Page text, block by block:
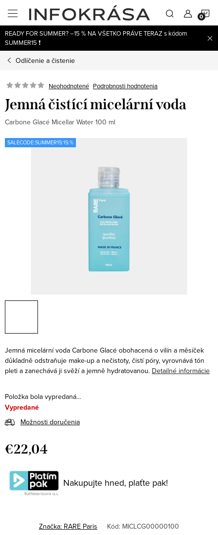
obsah
READY FOR SUMMER? –15 % NA VŠETKO PRÁVE TERAZ s kódom
SUMMER15 ❗
Odlíčenie a čistenie
Neohodnotené Podrobnosti hodnotenia
Jemná čistící micelární voda
Carbone Glacé Micellar Water 100 ml
SALECODE:SUMMER15:15:%
Jemná micelární voda Carbone Glacé obohacená o vilín a měsíček
důkladně odstraňuje make-up a nečistoty, čistí póry, vyrovnává tón
pleti a zanechává ji svěží a jemně hydratovanou. Detailné informácie
Položka bola vypredaná…
Vypredané
Možnosti doručenia
€22,04
cena:
Nakupujte hned, plaťte pak!
Značka: RARE Paris Kód: MICLCG00000100